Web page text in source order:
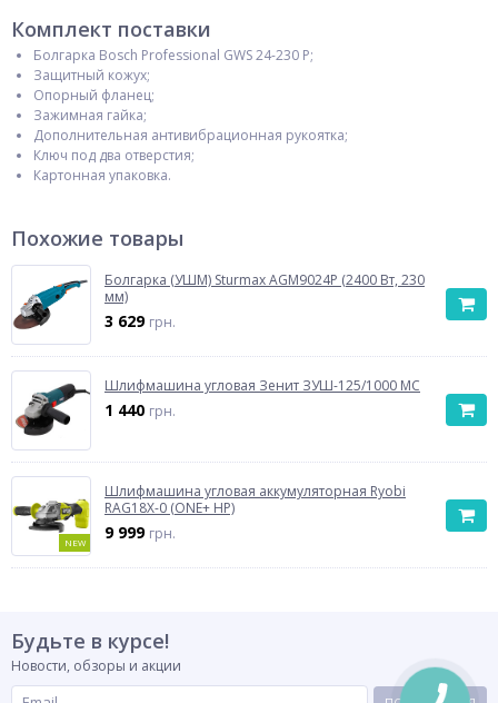
Комплект поставки
Болгарка Bosch Professional GWS 24-230 P;
Защитный кожух;
Опорный фланец;
Зажимная гайка;
Дополнительная антивибрационная рукоятка;
Ключ под два отверстия;
Картонная упаковка.
Похожие товары
Болгарка (УШМ) Sturmax AGM9024P (2400 Вт, 230
мм)
3 629 грн.
Шлифмашина угловая Зенит ЗУШ-125/1000 МС
1 440 грн.
NEW
Шлифмашина угловая аккумуляторная Ryobi
RAG18X-0 (ONE+ НР)
9 999 грн.
Будьте в курсе!
Новости, обзоры и акции